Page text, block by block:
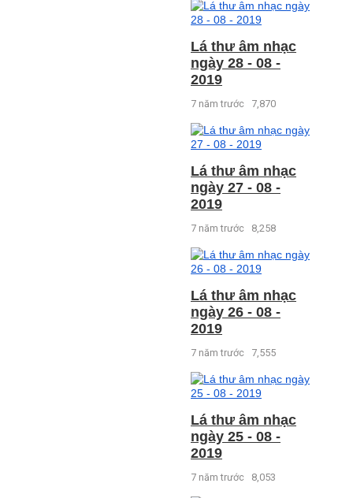
Lá thư âm nhạc
ngày 28 - 08 -
2019
7 năm trước 7,870
Lá thư âm nhạc
ngày 27 - 08 -
2019
7 năm trước 8,258
Lá thư âm nhạc
ngày 26 - 08 -
2019
7 năm trước 7,555
Lá thư âm nhạc
ngày 25 - 08 -
2019
7 năm trước 8,053